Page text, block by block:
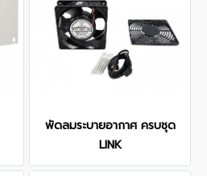
พัดลมระบายอากาศ ครบชุด
LINK